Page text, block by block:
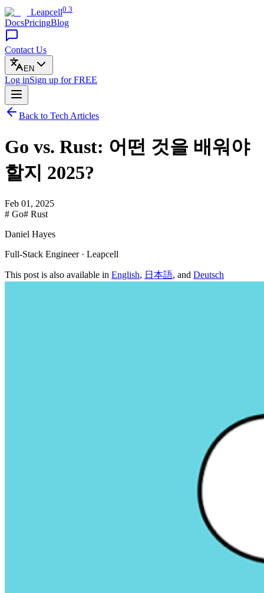
Leapcell0.3
DocsPricingBlog
Contact Us
EN
Log inSign up for FREE
Back to Tech Articles
Go vs. Rust: 어떤 것을 배워야
할지 2025?
Feb 01, 2025
# Go# Rust
Daniel Hayes
Full-Stack Engineer · Leapcell
This post is also available in English, 日本語, and Deutsch